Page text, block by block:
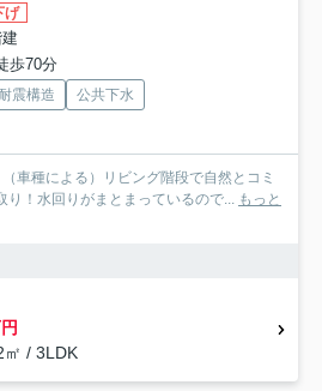
げ
歩70分
震構造
公共下水
車種による）リビング階段で自然とコミ
り！水回りがまとまっているので... もっと
/ 3LDK